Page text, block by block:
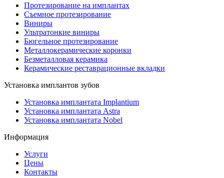
Протезирование на имплантах
Съемное протезирование
Виниры
Ультратонкие виниры
Бюгельное протезирование
Металлокерамические коронки
Безметалловая керамика
Керамические реставрационные вкладки
Установка имплантов зубов
Установка имплантата Implantium
Установка имплантата Astra
Установка имплантата Nobel
Информация
Услуги
Цены
Контакты